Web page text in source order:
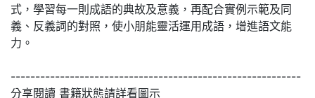
式，學習每一則成語的典故及意義，再配合實例示範及同
義、反義詞的對照，使小朋能靈活運用成語，增進語文能
力。
-----------------------------------------------------------
分享閱讀 書籍狀態請詳看圖示